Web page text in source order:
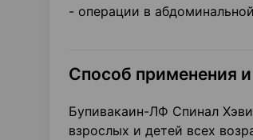
- операции в
Способ применения и
Бупивакаин-ЛФ Спинал
взрослых и детей всех